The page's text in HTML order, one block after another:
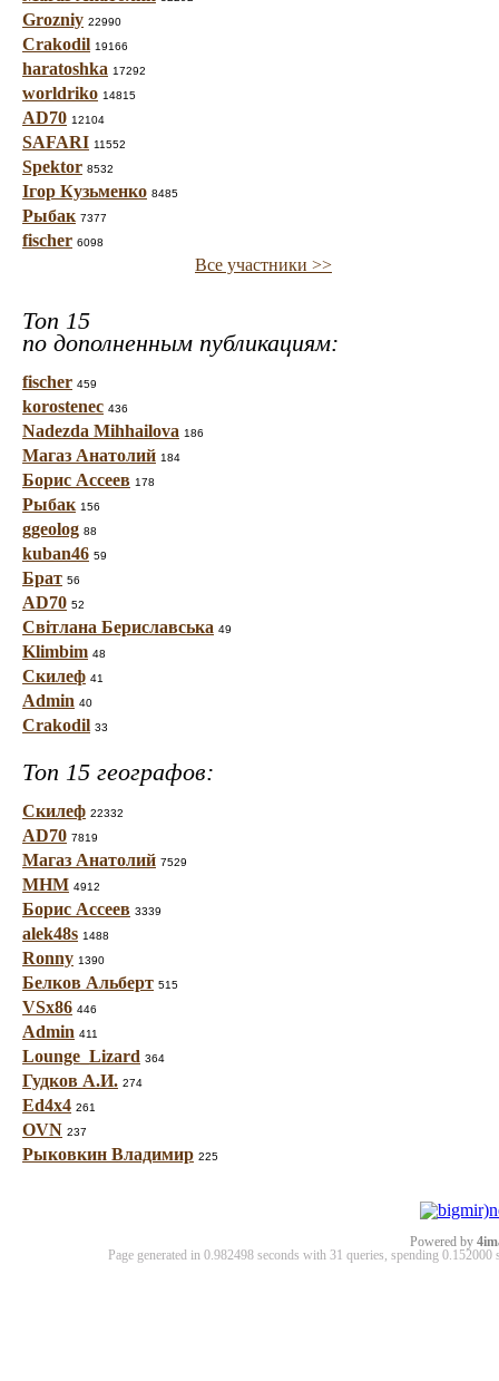
Grozniy 22990
Crakodil 19166
haratoshka 17292
worldriko 14815
AD70 12104
SAFARI 11552
Spektor 8532
Ігор Кузьменко 8485
Рыбак 7377
fischer 6098
Все участники >>
Топ 15
по дополненным публикациям:
fischer 459
korostenec 436
Nadezda Mihhailova 186
Магаз Анатолий 184
Борис Ассеев 178
Рыбак 156
ggeolog 88
kuban46 59
Брат 56
AD70 52
Світлана Бериславська 49
Klimbim 48
Скилеф 41
Admin 40
Crakodil 33
Топ 15 географов:
Скилеф 22332
AD70 7819
Магаз Анатолий 7529
МНМ 4912
Борис Ассеев 3339
alek48s 1488
Ronny 1390
Белков Альберт 515
VSx86 446
Admin 411
Lounge_Lizard 364
Гудков А.И. 274
Ed4x4 261
OVN 237
Рыковкин Владимир 225
Powered by
Page generated in 0.982498 seconds with 31 queries, spending